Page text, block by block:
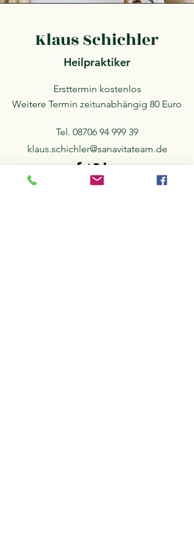
Klaus Schichler
Heilpraktiker
Ersttermin kostenlos
Weitere Termin zeitunabhängig 80 Euro
Tel. 08706 94 999 39
klaus.schichler@sanavitateam.de